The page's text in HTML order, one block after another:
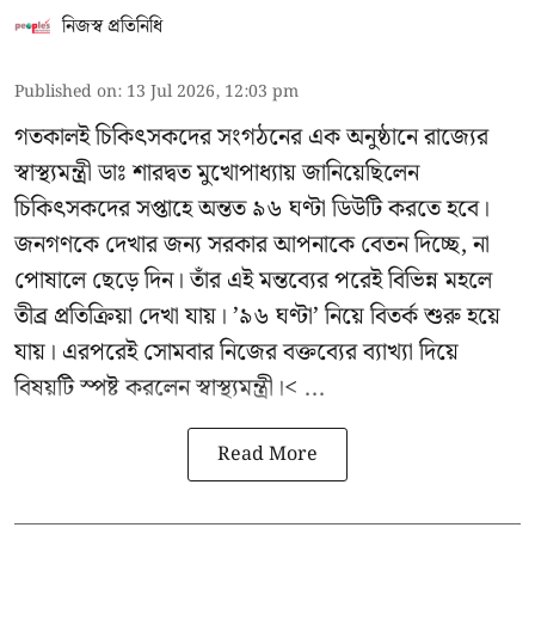
নিজস্ব প্রতিনিধি
Published on: 13 Jul 2026, 12:03 pm
গতকালই চিকিৎসকদের সংগঠনের এক অনুষ্ঠানে রাজ্যের
স্বাস্থ্যমন্ত্রী ডাঃ শারদ্বত মুখোপাধ্যায় জানিয়েছিলেন
চিকিৎসকদের সপ্তাহে অন্তত ৯৬ ঘণ্টা ডিউটি করতে হবে।
জনগণকে দেখার জন্য সরকার আপনাকে বেতন দিচ্ছে, না
পোষালে ছেড়ে দিন। তাঁর এই মন্তব্যের পরেই বিভিন্ন মহলে
তীব্র প্রতিক্রিয়া দেখা যায়। ’৯৬ ঘণ্টা’ নিয়ে বিতর্ক শুরু হয়ে
যায়। এরপরেই সোমবার নিজের বক্তব্যের ব্যাখ্যা দিয়ে
বিষয়টি স্পষ্ট করলেন স্বাস্থ্যমন্ত্রী।< ...
Read More